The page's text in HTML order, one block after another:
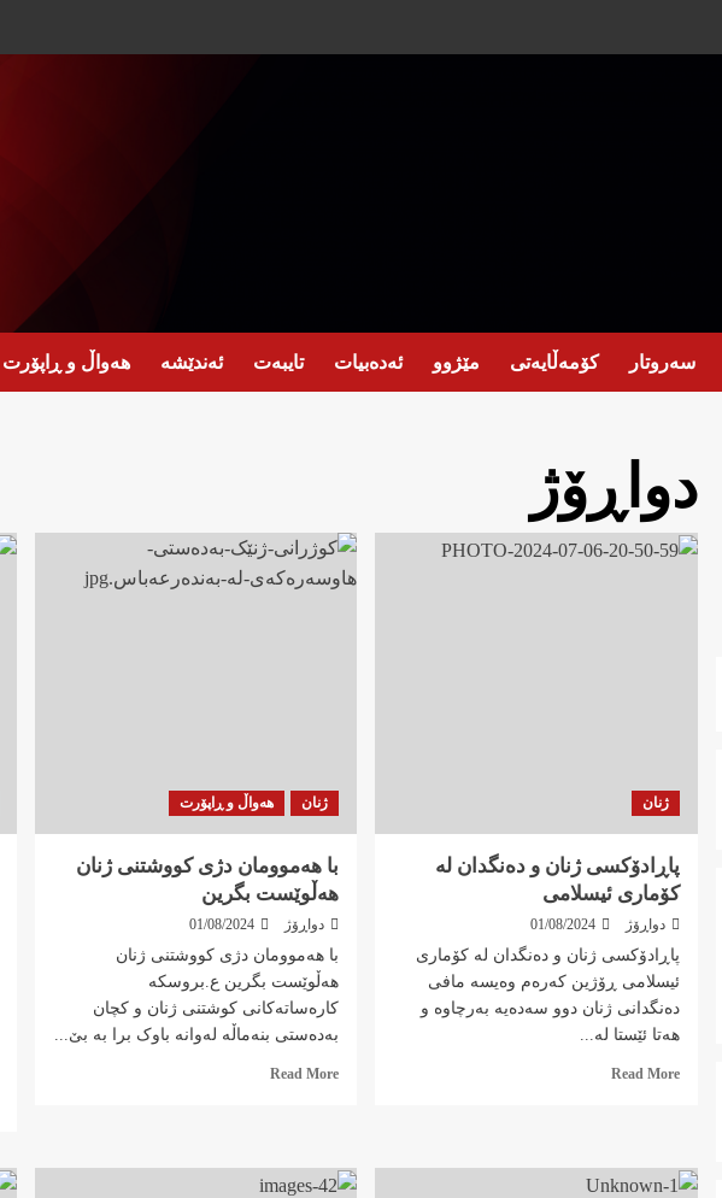
سەروتار کۆمەڵایەتی مێژوو ئەدەبیات تایبەت ئەندێشە هەواڵ و ڕاپۆرت
دواڕۆژ
ژنان
پاڕادۆکسی ژنان و دەنگدان لە
کۆماری ئیسلامی
دواڕۆژ 01/08/2024
پاڕادۆکسی ژنان و دەنگدان لە کۆماری
ئیسلامی ڕۆژین کەرەم وەیسە مافی
دەنگدانی ژنان دوو سەدەیە بەرچاوە و
هەتا ئێستا لە...
Read More
Read
و
ژنان هەواڵ و ڕاپۆرت
با هەموومان دژی کووشتنی ژنان
هەڵوێست بگرین
دواڕۆژ 01/08/2024
با هەموومان دژی کووشتنی ژنان
هەڵوێست بگرین ع.بروسکە
کارەساتەکانی کوشتنی ژنان و کچان
بەدەستی بنەماڵە لەوانە باوک برا بە بێ...
Read More
Read
دژی